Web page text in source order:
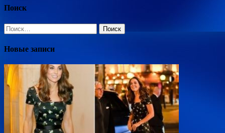
Поиск
Найти:
Новые записи